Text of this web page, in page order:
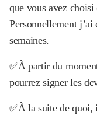
que vous avez
Personnellement j’ai
semaines.
✅À partir du
pourrez signer les
✅À la suite de quoi,